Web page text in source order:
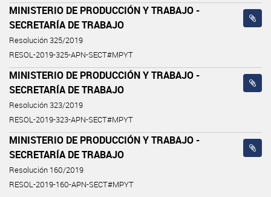
MINISTERIO DE PRODUCCIÓN Y TRABAJO -
SECRETARÍA DE TRABAJO
Resolución 325/2019
RESOL-2019-325-APN-SECT#MPYT
MINISTERIO DE PRODUCCIÓN Y TRABAJO -
SECRETARÍA DE TRABAJO
Resolución 323/2019
RESOL-2019-323-APN-SECT#MPYT
MINISTERIO DE PRODUCCIÓN Y TRABAJO -
SECRETARÍA DE TRABAJO
Resolución 160/2019
RESOL-2019-160-APN-SECT#MPYT